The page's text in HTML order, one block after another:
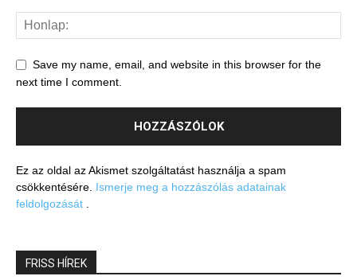
Save my name, email, and website in this browser for the
next time I comment.
Ez az oldal az Akismet szolgáltatást használja a spam
csökkentésére. Ismerje meg a hozzászólás adatainak
feldolgozását
FRISS HÍREK